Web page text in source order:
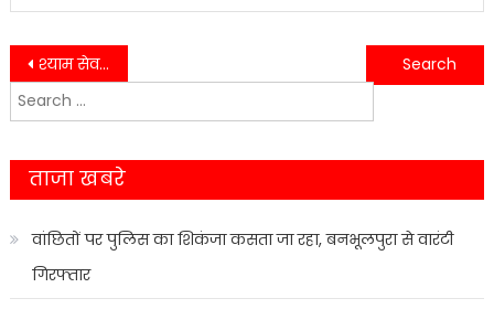
Post
navigation
श्याम सेवक मण्डल ट्रस्ट काशीपुर (रजि0) द्वारा श्याम बाबा की झांकी बनाने वाले कलाकारों पर हो सकती है कानूनी कार्रवाई…..
भक्तिमय हुआ हल्द्वानी शहर,1100 महिलाओं ने निकाली कलश यात्रा
Search
for:
ताजा खबरे
वांछितों पर पुलिस का शिकंजा कसता जा रहा, बनभूलपुरा से वारंटी
गिरफ्तार